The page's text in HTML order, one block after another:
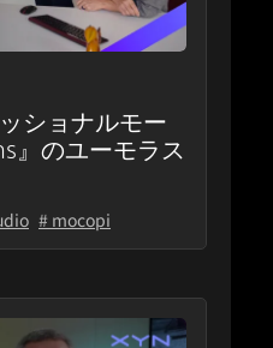
ショナルモー
』のユーモラス
# mocopi